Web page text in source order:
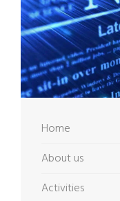
Home
About us
Activities